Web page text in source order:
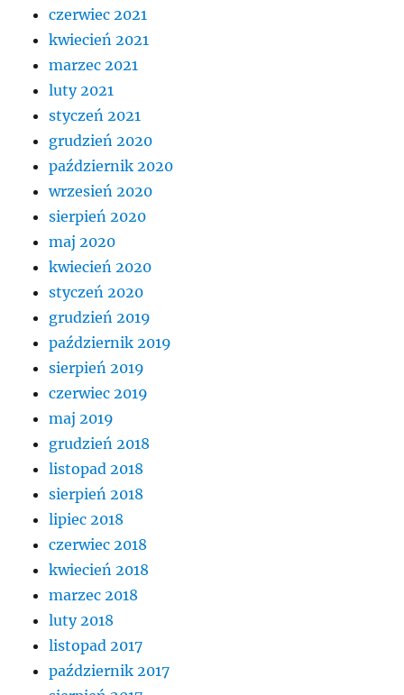
czerwiec 2021
kwiecień 2021
marzec 2021
luty 2021
styczeń 2021
grudzień 2020
październik 2020
wrzesień 2020
sierpień 2020
maj 2020
kwiecień 2020
styczeń 2020
grudzień 2019
październik 2019
sierpień 2019
czerwiec 2019
maj 2019
grudzień 2018
listopad 2018
sierpień 2018
lipiec 2018
czerwiec 2018
kwiecień 2018
marzec 2018
luty 2018
listopad 2017
październik 2017